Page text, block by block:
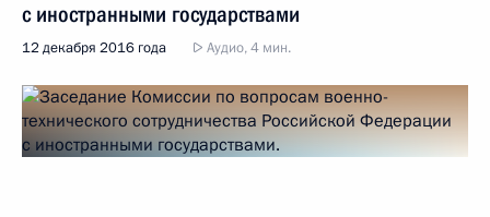
с иностранными государствами
12 декабря 2016 года Аудио, 4 мин.